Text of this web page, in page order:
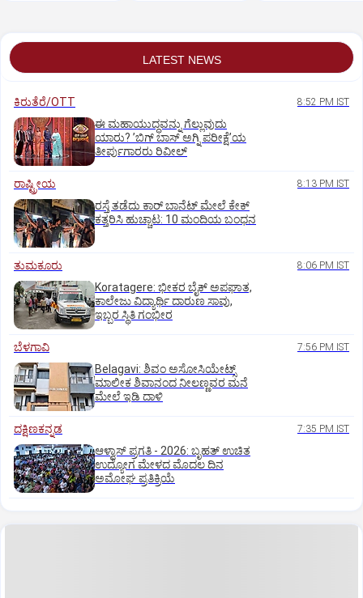
LATEST NEWS
ಕಿರುತೆರೆ/OTT 8:52 PM IST
ಈ ಮಹಾಯುದ್ಧವನ್ನು ಗೆಲ್ಲುವುದು
ಯಾರು? ʼಬಿಗ್‌ ಬಾಸ್‌ ಅಗ್ನಿ ಪರೀಕ್ಷೆʼಯ
ತೀರ್ಪುಗಾರರು ರಿವೀಲ್
ರಾಷ್ಟ್ರೀಯ 8:13 PM IST
ರಸ್ತೆ ತಡೆದು ಕಾರ್ ಬಾನೆಟ್ ಮೇಲೆ ಕೇಕ್
ಕತ್ತರಿಸಿ ಹುಚ್ಚಾಟ: 10 ಮಂದಿಯ ಬಂಧನ
ತುಮಕೂರು 8:06 PM IST
Koratagere: ಭೀಕರ ಬೈಕ್ ಅಪಘಾತ,
ಕಾಲೇಜು ವಿದ್ಯಾರ್ಥಿ ದಾರುಣ ಸಾವು,
ಇಬ್ಬರ ಸ್ಥಿತಿ ಗಂಭೀರ
ಬೆಳಗಾವಿ 7:56 PM IST
Belagavi: ಶಿವಂ ಅಸೋಸಿಯೇಟ್ಸ್
ಮಾಲೀಕ ಶಿವಾನಂದ ನೀಲಣ್ಣವರ ಮನೆ
ಮೇಲೆ ಇಡಿ‌ ದಾಳಿ
ದಕ್ಷಿಣಕನ್ನಡ 7:35 PM IST
ಆಳ್ವಾಸ್‌ ಪ್ರಗತಿ - 2026: ಬೃಹತ್ ಉಚಿತ
ಉದ್ಯೋಗ ಮೇಳದ ಮೊದಲ ದಿನ
ಅಮೋಘ ಪ್ರತಿಕ್ರಿಯೆ